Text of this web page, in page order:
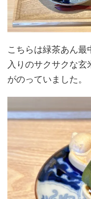
こちらは緑茶あん
入りのサクサクな
がのっていました。